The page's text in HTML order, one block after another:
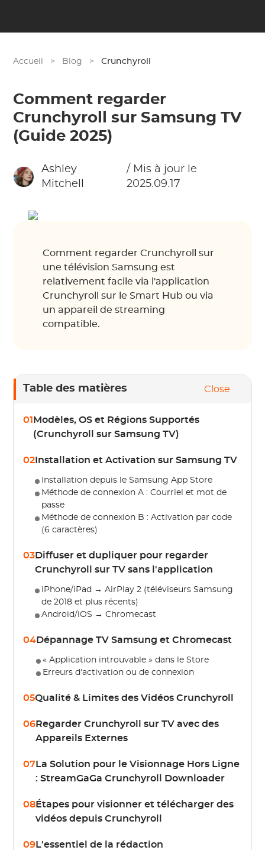
Accueil > Blog > Crunchyroll
Comment regarder
Crunchyroll sur Samsung TV
(Guide 2025)
Ashley
Mitchell
/ Mis à jour le
2025.09.17
Comment regarder Crunchyroll sur
une télévision Samsung est
relativement facile via l'application
Crunchyroll sur le Smart Hub ou via
un appareil de streaming
compatible.
Table des matières Close
01 Modèles, OS et Régions Supportés
(Crunchyroll sur Samsung TV)
02 Installation et Activation sur Samsung TV
Installation depuis le Samsung App Store
Méthode de connexion A : Courriel et mot de
passe
Méthode de connexion B : Activation par code
(6 caractères)
03Diffuser et dupliquer pour regarder
Crunchyroll sur TV sans l'application
iPhone/iPad → AirPlay 2 (téléviseurs Samsung
de 2018 et plus récents)
Android/iOS → Chromecast
04Dépannage TV Samsung et Chromecast
« Application introuvable » dans le Store
Erreurs d'activation ou de connexion
05Qualité & Limites des Vidéos Crunchyroll
06Regarder Crunchyroll sur TV avec des
Appareils Externes
07La Solution pour le Visionnage Hors Ligne
: StreamGaGa Crunchyroll Downloader
08Étapes pour visionner et télécharger des
vidéos depuis Crunchyroll
09L'essentiel de la rédaction